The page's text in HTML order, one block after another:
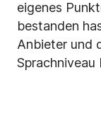
eigenes
bestanden
Anbieter und
Sprachniveau